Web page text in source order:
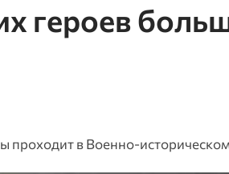
героев
проходит в Военно-